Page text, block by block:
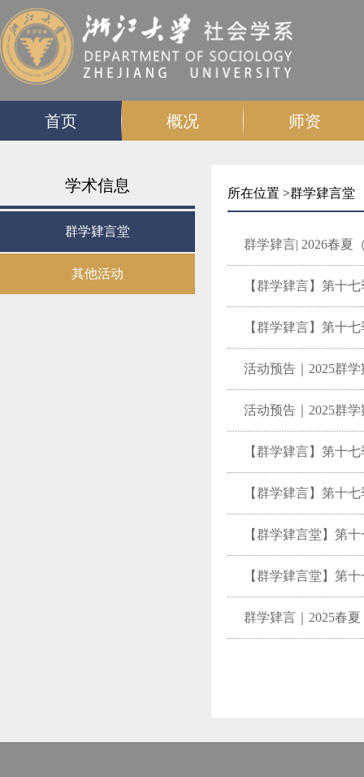
首页 概况 师资
学术信息
群学肄言堂
其他活动
所在位置 >群学肄言堂
群学肄言| 2026春夏
【群学肄言】第十
【群学肄言】第十
活动预告｜2025群
活动预告｜2025群
【群学肄言】第十
【群学肄言】第十
【群学肄言堂】第
群学肄言｜2025春